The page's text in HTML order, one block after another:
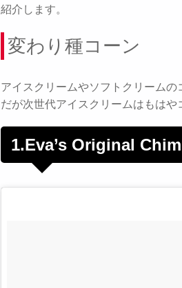
紹介します。
変わり種コーン
アイスクリームやソフトクリームの
だが次世代アイスクリームはもはや
1.Eva’s Original